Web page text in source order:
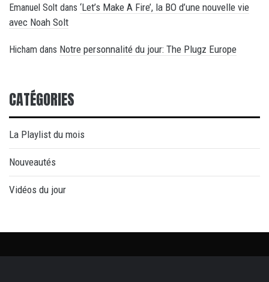
Emanuel Solt dans ‘Let’s Make A Fire’, la BO d’une nouvelle vie
avec Noah Solt
Hicham dans Notre personnalité du jour: The Plugz Europe
CATÉGORIES
La Playlist du mois
Nouveautés
Vidéos du jour